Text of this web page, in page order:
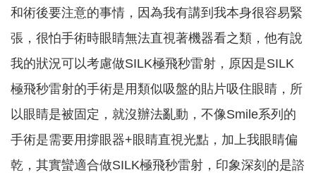
和術後要注意的事情，因為我有講到我本身很容易緊
張，很怕手術時眼睛無法直視著機器看之類，他有說
我的狀況可以考慮做SILK極飛秒雷射，原因是SILK
極飛秒雷射的手術是用類似吸盤的貼片吸住眼睛，所
以眼睛是被固定，就沒辦法亂動，不像Smile系列的
手術是需要用撐眼器+眼睛直視光點，加上我眼睛偏
乾，其實蠻適合做SILK極飛秒雷射，印象深刻的是諮